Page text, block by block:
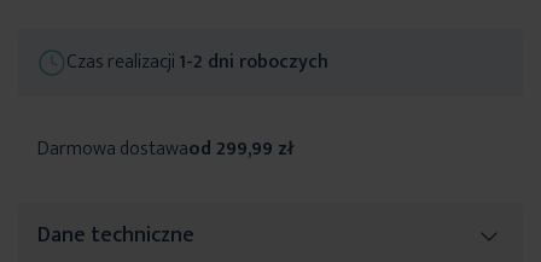
Czas realizacji1-2 dni roboczych
Darmowa dostawaod 299,99 zł
Dane techniczne